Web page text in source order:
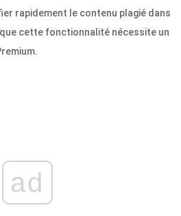
rapidement le contenu plagié dans
cette fonctionnalité nécessite un
ad